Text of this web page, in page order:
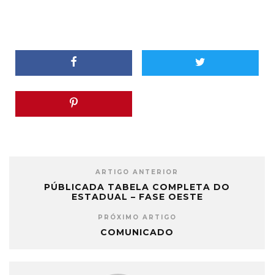
ARTIGO ANTERIOR
PÚBLICADA TABELA COMPLETA DO
ESTADUAL – FASE OESTE
PRÓXIMO ARTIGO
COMUNICADO